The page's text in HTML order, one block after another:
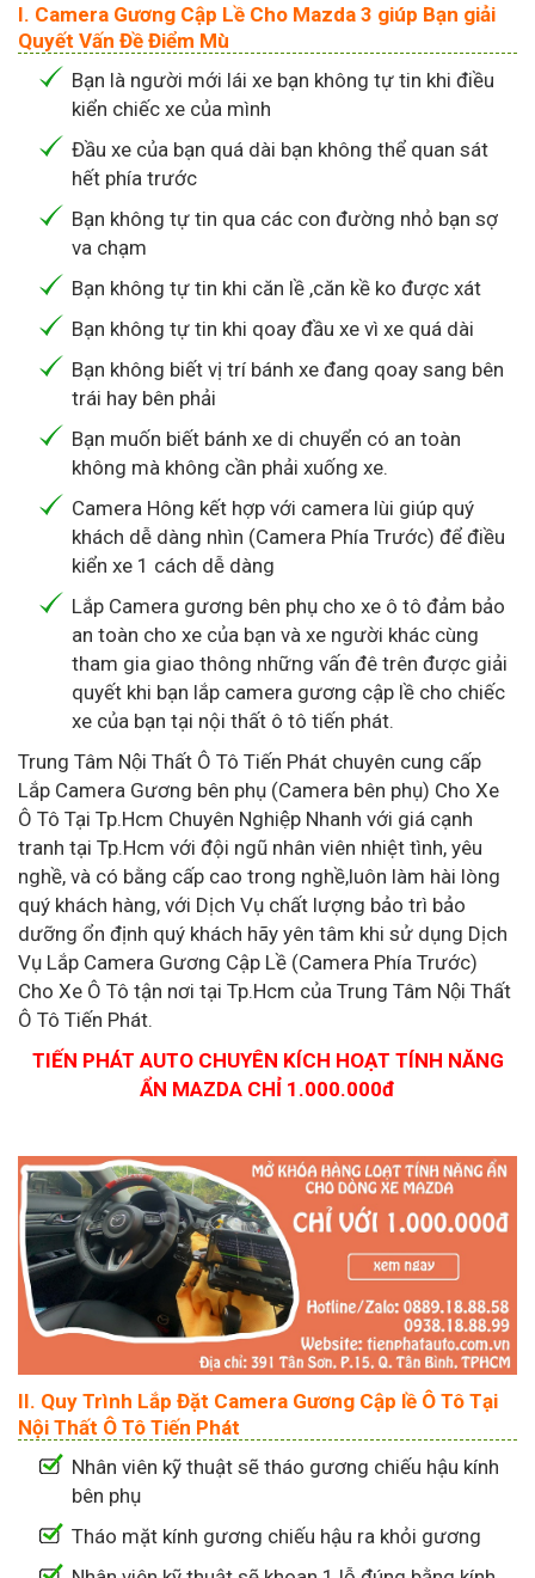
I. Camera Gương Cập Lề Cho Mazda 3 giúp Bạn giải
Quyết Vấn Đề Điểm Mù
Bạn là người mới lái xe bạn không tự tin khi điều
kiển chiếc xe của mình
Đầu xe của bạn quá dài bạn không thể quan sát
hết phía trước
Bạn không tự tin qua các con đường nhỏ bạn sợ
va chạm
Bạn không tự tin khi căn lề ,căn kề ko được xát
Bạn không tự tin khi qoay đầu xe vì xe quá dài
Bạn không biết vị trí bánh xe đang qoay sang bên
trái hay bên phải
Bạn muốn biết bánh xe di chuyển có an toàn
không mà không cần phải xuống xe.
Camera Hông kết hợp với camera lùi giúp quý
khách dễ dàng nhìn (Camera Phía Trước) để điều
kiển xe 1 cách dễ dàng
Lắp Camera gương bên phụ cho xe ô tô đảm bảo
an toàn cho xe của bạn và xe người khác cùng
tham gia giao thông những vấn đê trên được giải
quyết khi bạn lắp camera gương cập lề cho chiếc
xe của bạn tại nội thất ô tô tiến phát.
Trung Tâm Nội Thất Ô Tô Tiến Phát chuyên cung cấp
Lắp Camera Gương bên phụ (Camera bên phụ) Cho Xe
Ô Tô Tại Tp.Hcm Chuyên Nghiệp Nhanh với giá cạnh
tranh tại Tp.Hcm với đội ngũ nhân viên nhiệt tình, yêu
nghề, và có bằng cấp cao trong nghề,luôn làm hài lòng
quý khách hàng, với Dịch Vụ chất lượng bảo trì bảo
dưỡng ổn định quý khách hãy yên tâm khi sử dụng Dịch
Vụ Lắp Camera Gương Cập Lề (Camera Phía Trước)
Cho Xe Ô Tô tận nơi tại Tp.Hcm của Trung Tâm Nội Thất
Ô Tô Tiến Phát.
TIẾN PHÁT AUTO CHUYÊN KÍCH HOẠT TÍNH NĂNG
ẨN MAZDA CHỈ 1.000.000đ
II. Quy Trình Lắp Đặt Camera Gương Cập lề Ô Tô Tại
Nội Thất Ô Tô Tiến Phát
Nhân viên kỹ thuật sẽ tháo gương chiếu hậu kính
bên phụ
Tháo mặt kính gương chiếu hậu ra khỏi gương